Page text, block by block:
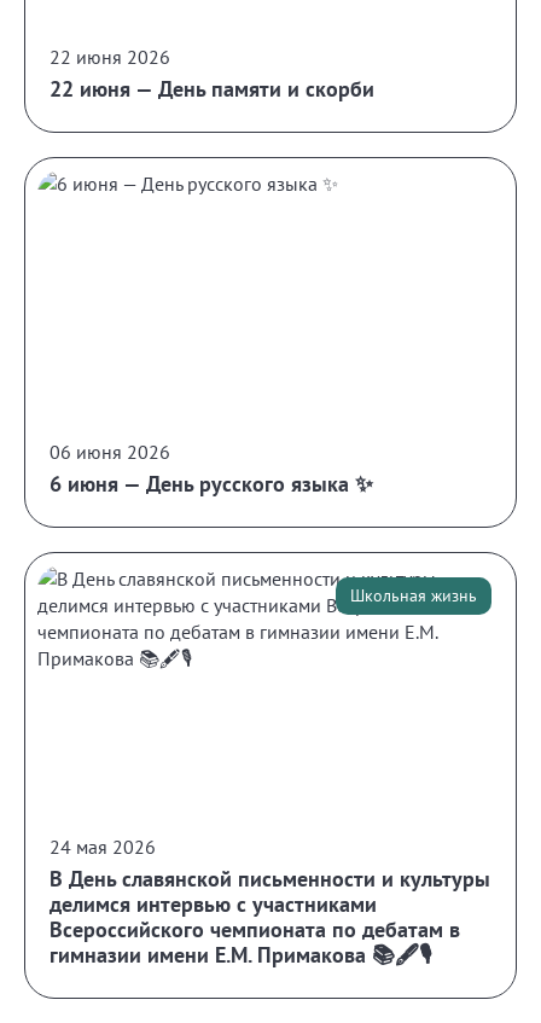
22 июня 2026
22 июня — День памяти и скорби
06 июня 2026
6 июня — День русского языка ✨
Школьная жизнь
24 мая 2026
В День славянской письменности и культуры
делимся интервью с участниками
Всероссийского чемпионата по дебатам в
гимназии имени Е.М. Примакова 📚🖋️🎙️